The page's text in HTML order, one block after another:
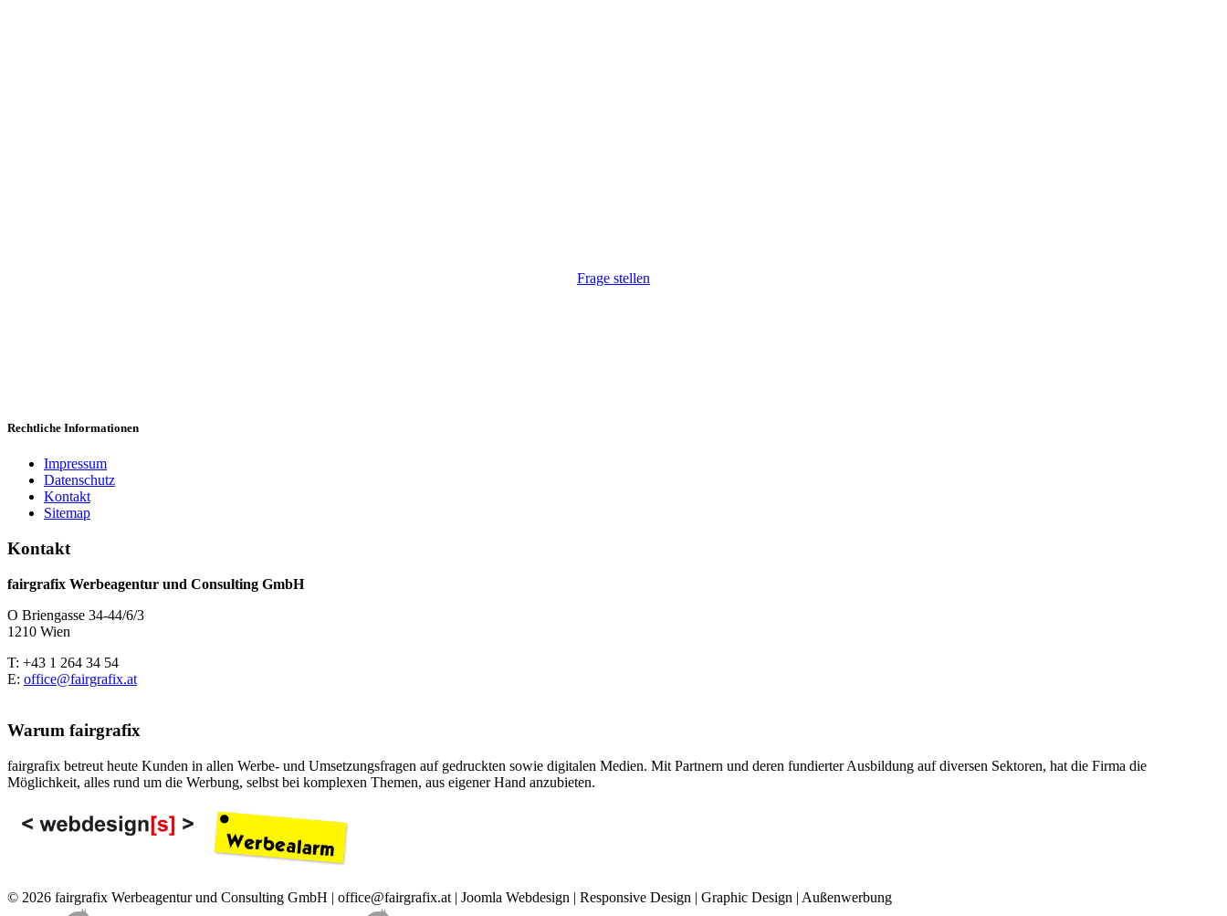
Frage stellen
Rechtliche Informationen
Impressum
Datenschutz
Kontakt
Sitemap
Kontakt
fairgrafix Werbeagentur und Consulting GmbH
O Briengasse 34-44/6/3
1210 Wien
T: +43 1 264 34 54
E: office@fairgrafix.at
Warum fairgrafix
fairgrafix betreut heute Kunden in allen Werbe- und Umsetzungsfragen auf gedruckten sowie digitalen Medien. Mit Partnern und deren fundierter Ausbildung auf diversen Sektoren, hat die Firma die
Möglichkeit, alles rund um die Werbung, selbst bei komplexen Themen, aus eigener Hand anzubieten.
© 2026 fairgrafix Werbeagentur und Consulting GmbH | office@fairgrafix.at | Joomla Webdesign | Responsive Design | Graphic Design | Außenwerbung